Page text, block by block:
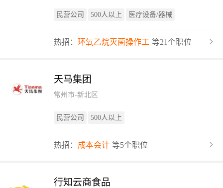
民营公司 500人以上 医疗设备/器械
热招： 环氧乙烷灭菌操作工 等21个职位
天马集团
常州市-新北区
民营公司 500人以上
热招： 成本会计 等5个职位
行知云商食品